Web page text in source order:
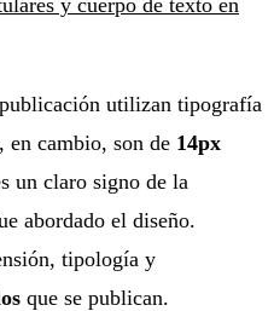
utilizan tipografía
en cambio, son de 14px
un claro signo de la
abordado el diseño.
tipología y
que se publican.